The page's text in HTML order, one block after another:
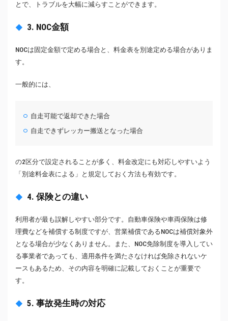
とで、トラブルを大幅に減らすことができます。
3. NOC金額
NOCは固定金額で定める場合と、料金表を別途定める場合がありま
す。
一般的には、
自走可能で返却できた場合
自走できずレッカー搬送となった場合
の2区分で設定されることが多く、料金改定にも対応しやすいよう
「別途料金表による」と規定しておく方法も有効です。
4. 保険との違い
利用者が最も誤解しやすい部分です。自動車保険や車両保険は修
理費などを補償する制度ですが、営業補償であるNOCは補償対象外
となる場合が少なくありません。また、NOC免除制度を導入してい
る事業者であっても、適用条件を満たさなければ免除されないケ
ースもあるため、その内容を明確に記載しておくことが重要で
す。
5. 事故発生時の対応